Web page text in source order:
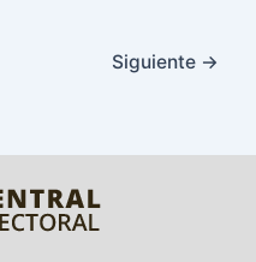
Siguiente →